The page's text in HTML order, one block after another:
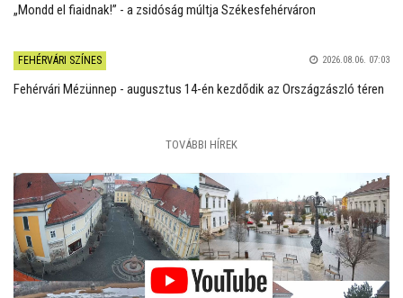
„Mondd el fiaidnak!” - a zsidóság múltja Székesfehérváron
FEHÉRVÁRI SZÍNES 2026.08.06. 07:03
Fehérvári Mézünnep - augusztus 14-én kezdődik az Országzászló téren
TOVÁBBI HÍREK